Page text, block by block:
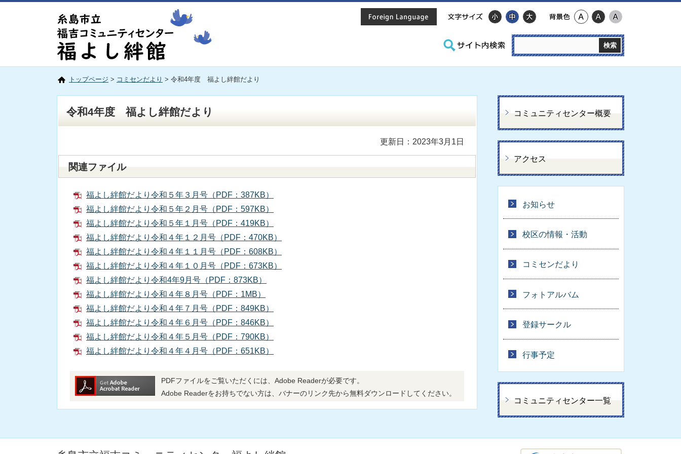
トップページ > コミセンだより > 令和4年度 福よし絆館だより
令和4年度 福よし絆館だより
更新日：2023年3月1日
関連ファイル
福よし絆館だより令和５年３月号（PDF：387KB）
福よし絆館だより令和５年２月号（PDF：597KB）
福よし絆館だより令和５年１月号（PDF：419KB）
福よし絆館だより令和４年１２月号（PDF：470KB）
福よし絆館だより令和４年１１月号（PDF：608KB）
福よし絆館だより令和４年１０月号（PDF：673KB）
福よし絆館だより令和4年9月号（PDF：873KB）
福よし絆館だより令和４年８月号（PDF：1MB）
福よし絆館だより令和４年７月号（PDF：849KB）
福よし絆館だより令和４年６月号（PDF：846KB）
福よし絆館だより令和４年５月号（PDF：790KB）
福よし絆館だより令和４年４月号（PDF：651KB）
PDFファイルをご覧いただくには、Adobe Readerが必要です。
Adobe Readerをお持ちでない方は、バナーのリンク先から無料ダウンロードしてください。
コミュニティセンター概要
アクセス
お知らせ
校区の情報・活動
コミセンだより
フォトアルバム
登録サークル
行事予定
コミュニティセンター一覧